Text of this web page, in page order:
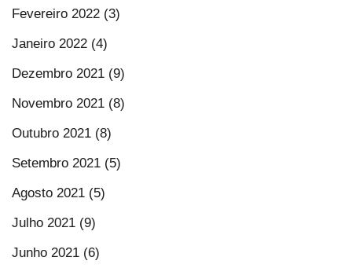
Fevereiro 2022 (3)
Janeiro 2022 (4)
Dezembro 2021 (9)
Novembro 2021 (8)
Outubro 2021 (8)
Setembro 2021 (5)
Agosto 2021 (5)
Julho 2021 (9)
Junho 2021 (6)